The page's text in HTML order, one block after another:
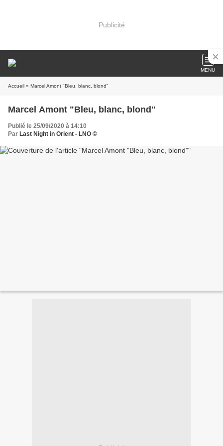
Publicité
MENU
Accueil » Marcel Amont "Bleu, blanc, blond"
Marcel Amont "Bleu, blanc, blond"
Publié le 25/09/2020 à 14:10
Par Last Night in Orient - LNO ©